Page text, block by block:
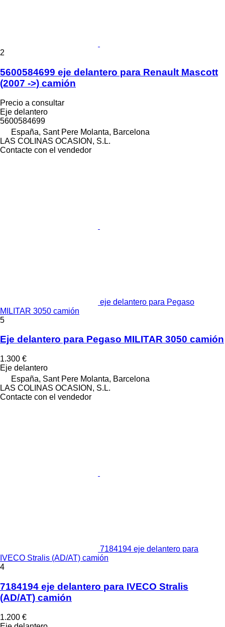
2
5600584699 eje delantero para Renault Mascott
(2007 ->) camión
Precio a consultar
Eje delantero
5600584699
España, Sant Pere Molanta, Barcelona
LAS COLINAS OCASION, S.L.
Contacte con el vendedor
eje delantero para Pegaso
MILITAR 3050 camión
5
Eje delantero para Pegaso MILITAR 3050 camión
1.300 €
Eje delantero
España, Sant Pere Molanta, Barcelona
LAS COLINAS OCASION, S.L.
Contacte con el vendedor
7184194 eje delantero para
IVECO Stralis (AD/AT) camión
4
7184194 eje delantero para IVECO Stralis
(AD/AT) camión
1.200 €